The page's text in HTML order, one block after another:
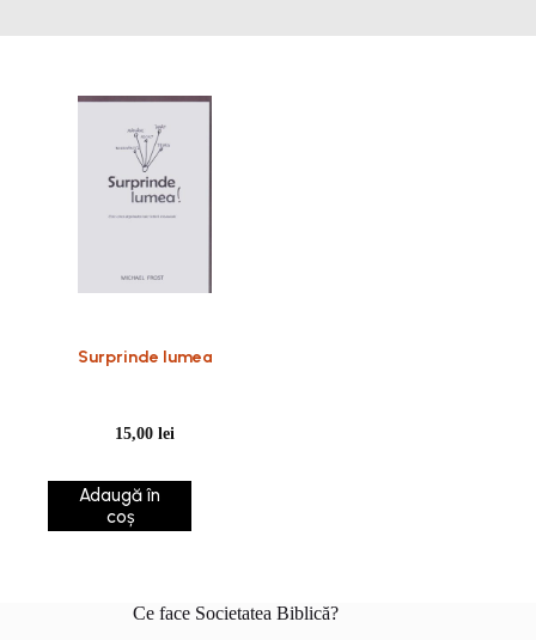
Surprinde lumea
15,00lei
Adaugă în
coș
Ce face Societatea Biblică?